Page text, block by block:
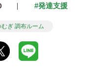
#発達支援
ぎ 調布ルーム